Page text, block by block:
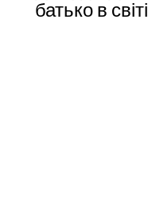
батько в світі